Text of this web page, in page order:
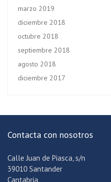
marzo 2019
diciembre 2018
octubre 2018
septiembre 2018
agosto 2018
diciembre 2017
Contacta con nosotros
Calle Juan de Piasca, s/n
39010 Santander
Cantabria